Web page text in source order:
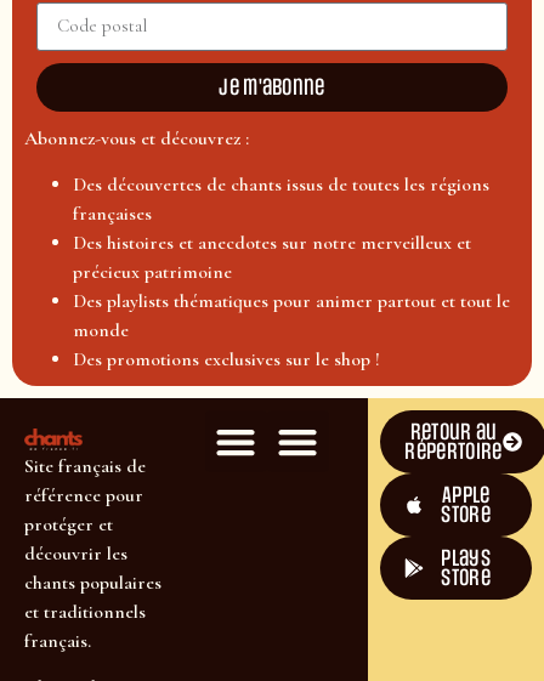
Je m'abonne
Abonnez-vous et découvrez :
Des découvertes de chants issus de toutes les régions
françaises
Des histoires et anecdotes sur notre merveilleux et
précieux patrimoine
Des playlists thématiques pour animer partout et tout le
monde
Des promotions exclusives sur le shop !
Site français de
référence pour
protéger et
découvrir les
chants populaires
et traditionnels
français.
Retour au
répertoire
Apple
Store
plays
store